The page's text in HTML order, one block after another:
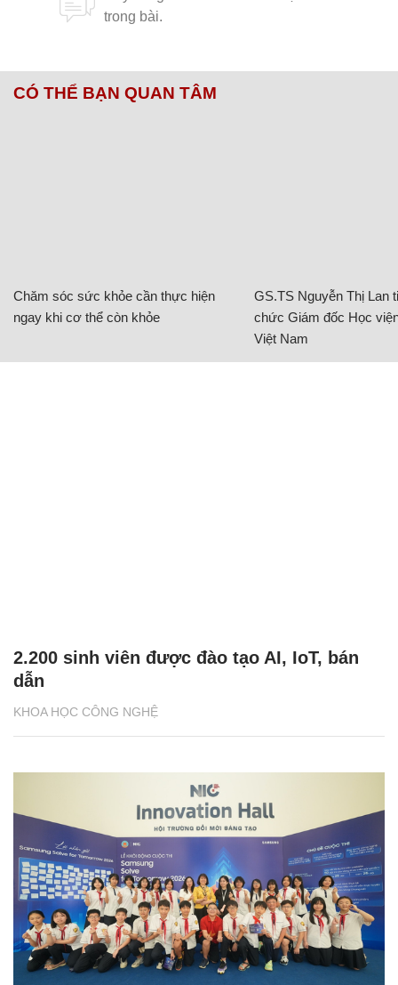
CÓ THỂ BẠN QUAN TÂM
Chăm sóc sức khỏe cần thực hiện
ngay khi cơ thể còn khỏe
GS.TS Nguyễn Thị Lan
chức Giám đốc Học
Việt Nam
KHOA HỌC CÔNG NGHỆ
2.200 sinh viên được đào tạo AI, IoT, bán
dẫn